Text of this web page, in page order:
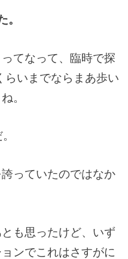
てなって、臨時で探
らいまでならまあ歩い
。
っていたのではなか
も思ったけど、いず
ンでこれはさすがに